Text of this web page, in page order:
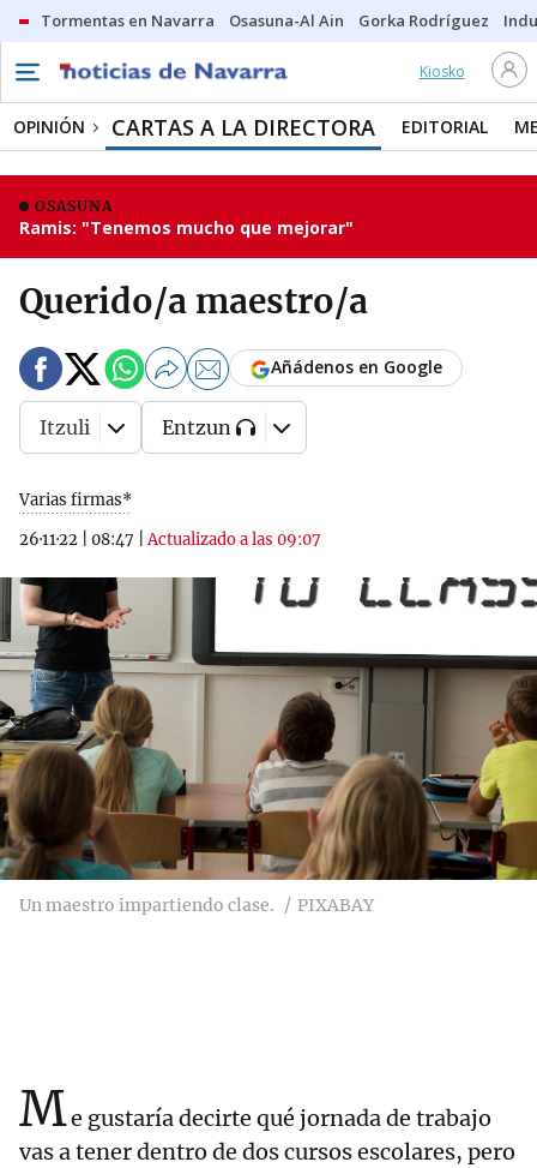
Tormentas en Navarra Osasuna-Al Ain Gorka Rodríguez
Kiosko
OPINIÓN CARTAS A LA DIRECTORA EDITORIAL
OSASUNA
Ramis: "Tenemos mucho que mejorar"
Querido/a maestro/a
Varias firmas*
26·11·22
08:47 |Actualizado a las 09:07
Añádenos en Google
Itzuli Entzun
Un maestro impartiendo clase. PIXABAY
Me gustaría decirte qué jornada de trabajo
vas a tener dentro de dos cursos escolares, pero